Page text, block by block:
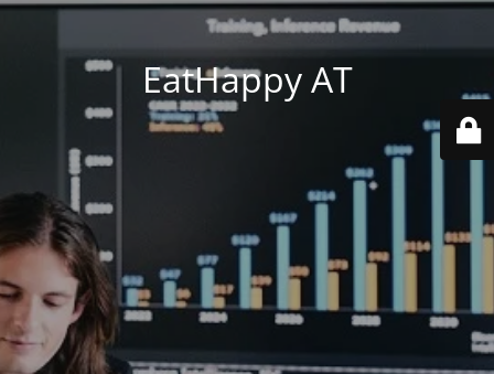
EatHappy AT